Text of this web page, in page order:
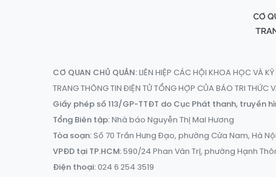
CƠ QUAN CHỦ QUẢN:LIÊN HIỆP CÁC HỘI KHOA HỌC VÀ
TRANG THÔNG TIN ĐIỆN TỬ TỔNG HỢP CỦA BÁO TRI THỨC
Giấy phép số 113/GP-TTĐT do Cục Phát thanh, truyền
Tổng Biên tập:Nhà báo Nguyễn Thị Mai Hương
Tòa soạn:Số 70 Trần Hưng Đạo, phường Cửa Nam, Hà
VPĐD tại TP.HCM:590/24 Phan Văn Trị, phường Hạnh
Điện thoại:024 6 254 3519